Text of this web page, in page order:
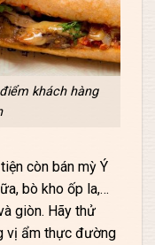
khách hàng
còn bán mỳ Ý
bò kho ốp la,…
giòn. Hãy thử
vị ẩm thực đường